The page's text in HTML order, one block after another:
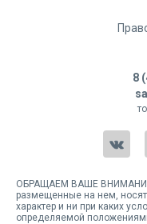
8
ОБРАЩАЕМ ВАШЕ ВНИМАНИЕ,
размещенные на нем,
характер и ни при каких
определяемой